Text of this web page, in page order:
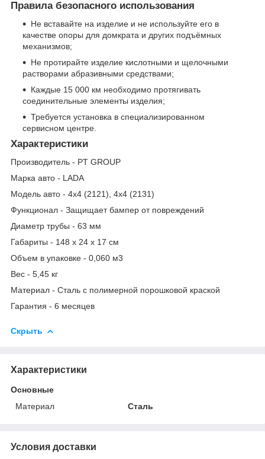
Правила безопасного использования
Не вставайте на изделие и не используйте его в
качестве опоры для домкрата и других подъёмных
механизмов;
Не протирайте изделие кислотными и щелочными
растворами абразивными средствами;
Каждые 15 000 км необходимо протягивать
соединительные элементы изделия;
Требуется установка в специализированном
сервисном центре.
Характеристики
Производитель - PT GROUP
Марка авто - LADA
Модель авто - 4x4 (2121), 4x4 (2131)
Функционал - Защищает бампер от повреждений
Диаметр трубы - 63 мм
Габариты - 148 х 24 х 17 см
Объем в упаковке - 0,060 м3
Вес - 5,45 кг
Материал - Сталь с полимерной порошковой краской
Гарантия - 6 месяцев
Скрыть
Характеристики
Основные
Материал
Сталь
Условия доставки